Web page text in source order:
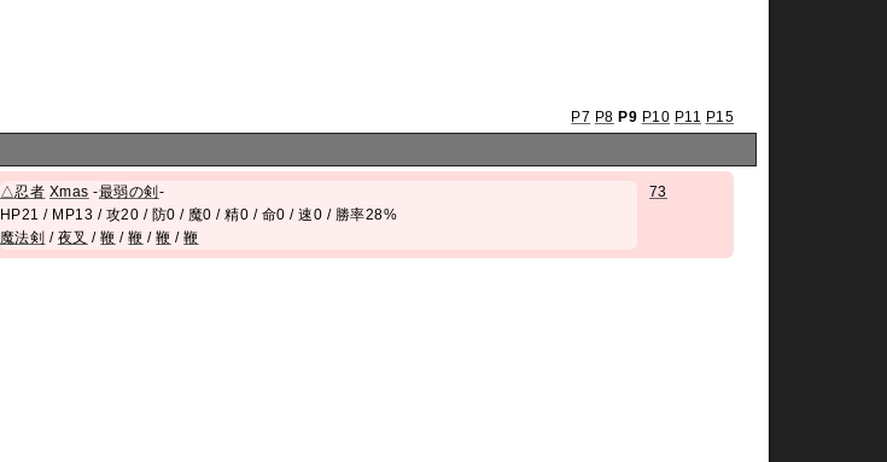
P7 P8 P9 P10 P11 P15
△忍者 Xmas -最弱の剣 -
HP21 / MP13 / 攻20 / 防0 / 魔0 / 精0 / 命0 / 速0 / 勝率28%
魔法剣 / 夜叉 /鞭 /鞭 /鞭 /鞭
73